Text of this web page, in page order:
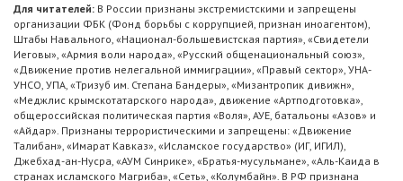
Для читателей: В России признаны экстремистскими и запрещены
организации ФБК (Фонд борьбы с коррупцией, признан иноагентом),
Штабы Навального, «Национал-большевистская партия», «Свидетели
Иеговы», «Армия воли народа», «Русский общенациональный союз»,
«Движение против нелегальной иммиграции», «Правый сектор», УНА-
УНСО, УПА, «Тризуб им. Степана Бандеры», «Мизантропик дивижн»,
«Меджлис крымскотатарского народа», движение «Артподготовка»,
общероссийская политическая партия «Воля», АУЕ, батальоны «Азов» и
«Айдар». Признаны террористическими и запрещены: «Движение
Талибан», «Имарат Кавказ», «Исламское государство» (ИГ, ИГИЛ),
Джебхад-ан-Нусра, «АУМ Синрике», «Братья-мусульмане», «Аль-Каида в
странах исламского Магриба», «Сеть», «Колумбайн». В РФ признана